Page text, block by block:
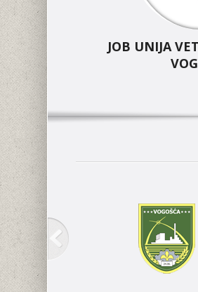
JOB UNIJA